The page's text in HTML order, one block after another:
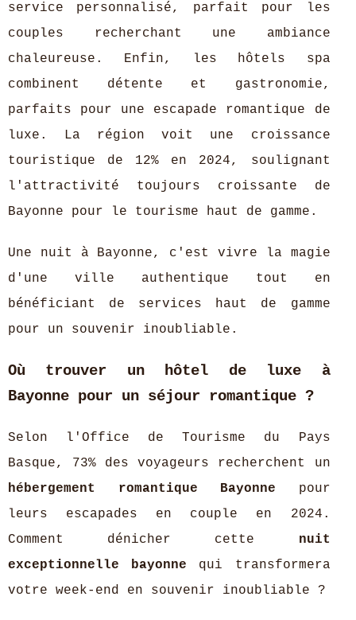
service personnalisé, parfait pour les
couples recherchant une ambiance
chaleureuse. Enfin, les hôtels spa
combinent détente et gastronomie,
parfaits pour une escapade romantique de
luxe. La région voit une croissance
touristique de 12% en 2024, soulignant
l'attractivité toujours croissante de
Bayonne pour le tourisme haut de gamme.
Une nuit à Bayonne, c'est vivre la magie
d'une ville authentique tout en
bénéficiant de services haut de gamme
pour un souvenir inoubliable.
Où trouver un hôtel de luxe à
Bayonne pour un séjour romantique ?
Selon l'Office de Tourisme du Pays
Basque, 73% des voyageurs recherchent un
hébergement romantique Bayonne pour
leurs escapades en couple en 2024.
Comment dénicher cette nuit
exceptionnelle bayonne qui transformera
votre week-end en souvenir inoubliable ?